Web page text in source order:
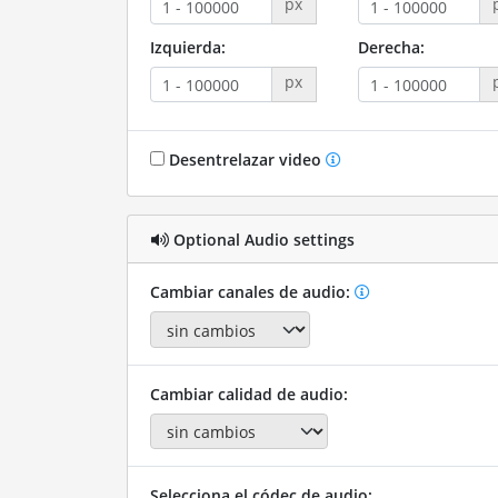
px
Izquierda:
px
Derecha:
Desentrelazar video
Optional Audio settings
Cambiar canales de audio:
Cambiar calidad de audio: